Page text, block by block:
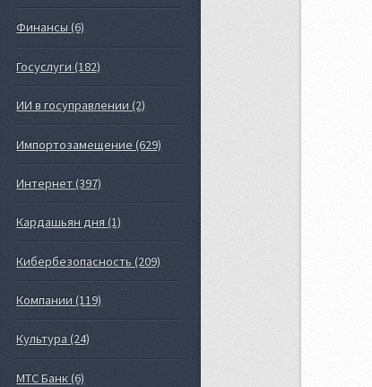
Финансы (6)
Госуслуги (182)
ИИ в госуправлении (2)
Импортозамещение (629)
Интернет (397)
Кардашьян дня (1)
Кибербезопасность (209)
Компании (119)
Культура (24)
МТС Банк (6)